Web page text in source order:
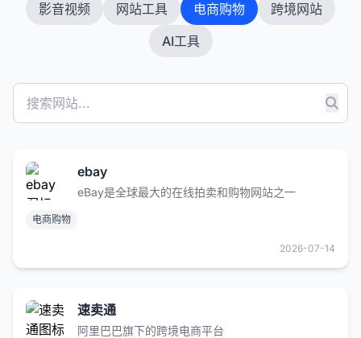
申请收录
自助广告
影音视频
网站工具 电商购物
跨境网站
AI工具
ebay
eBay是全球最大的在线拍卖和购物网站之一
电商购物
2026-07-14
速卖通
阿里巴巴旗下的跨境电商平台